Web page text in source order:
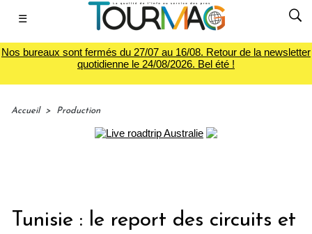
☰
Nos bureaux sont fermés du 27/07 au 16/08. Retour de la newsletter
quotidienne le 24/08/2026. Bel été !
Accueil > Production
Tunisie : le report des circuits et